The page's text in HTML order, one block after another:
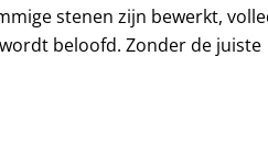
stenen zijn bewerkt,
beloofd. Zonder de juiste